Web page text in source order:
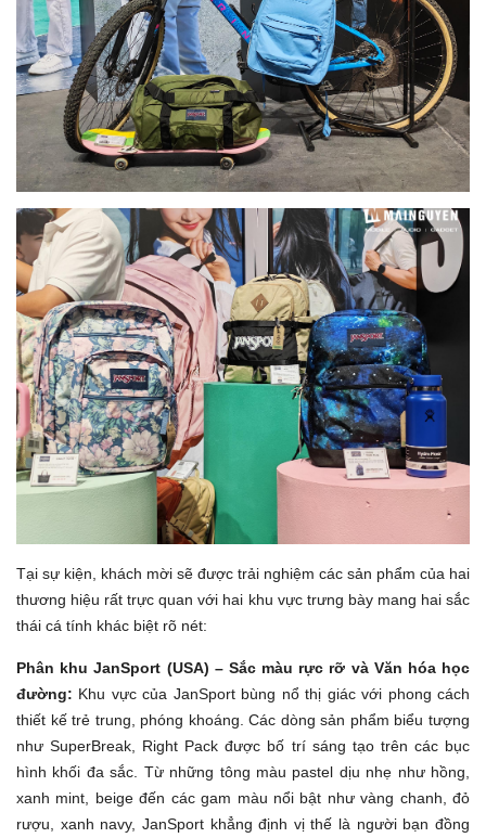
Tại sự kiện, khách mời sẽ được trải nghiệm các sản phẩm của hai
thương hiệu rất trực quan với hai khu vực trưng bày mang hai sắc
thái cá tính khác biệt rõ nét:
Phân khu JanSport (USA) – Sắc màu rực rỡ và Văn hóa học
đường: Khu vực của JanSport bùng nổ thị giác với phong cách
thiết kế trẻ trung, phóng khoáng. Các dòng sản phẩm biểu tượng
như SuperBreak, Right Pack được bố trí sáng tạo trên các bục
hình khối đa sắc. Từ những tông màu pastel dịu nhẹ như hồng,
xanh mint, beige đến các gam màu nổi bật như vàng chanh, đỏ
rượu, xanh navy, JanSport khẳng định vị thế là người bạn đồng